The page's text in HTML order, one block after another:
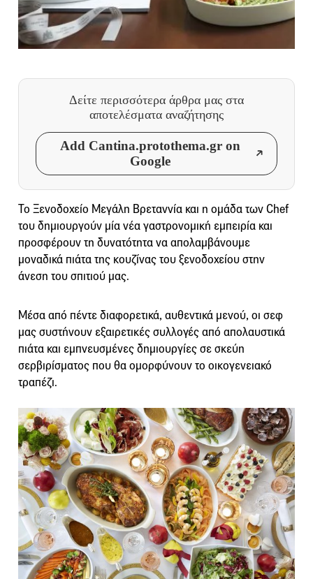
Δείτε περισσότερα άρθρα μας στα
αποτελέσματα αναζήτησης
Add Cantina.protothema.gr on
Google
Το Ξενοδοχείο Μεγάλη Βρεταννία και η ομάδα των Chef
του δημιουργούν μία νέα γαστρονομική εμπειρία και
προσφέρουν τη δυνατότητα να απολαμβάνουμε
μοναδικά πιάτα της κουζίνας του ξενοδοχείου στην
άνεση του σπιτιού μας.
Μέσα από πέντε διαφορετικά, αυθεντικά μενού, οι σεφ
μας συστήνουν εξαιρετικές συλλογές από απολαυστικά
πιάτα και εμπνευσμένες δημιουργίες σε σκεύη
σερβιρίσματος που θα ομορφύνουν το οικογενειακό
τραπέζι.